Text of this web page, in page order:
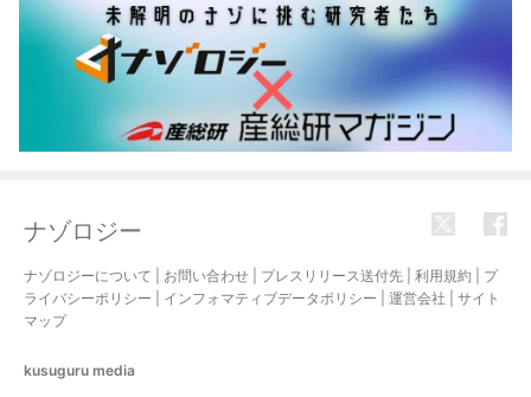
ナゾロジー
ナゾロジーについて お問い合わせ プレスリリース送付先 利用規約
プ
ライバシーポリシー
インフォマティブデータポリシー 運営会社
サイト
マップ
kusuguru media